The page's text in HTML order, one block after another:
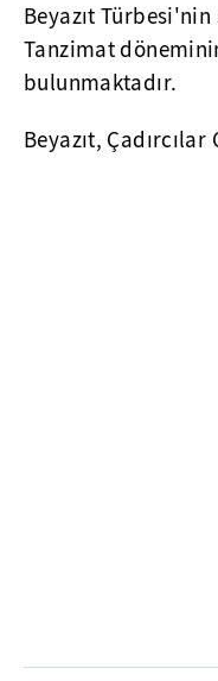
Beyazıt Türbesi'nin
Tanzimat
bulunmaktadır.
Beyazıt,